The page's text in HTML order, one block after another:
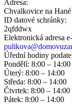
Adresa:
Chvalkovice na
ID datové schránky:
2qfddwx
Elektronická adresa
Úřední hodiny
Pondělí: 8:00 – 14:00
Úterý: 8:00 – 14:00
Středa: 8:00 – 14:00
Čtvrtek: 8:00 – 14:00
Pátek: 8:00 – 14:00